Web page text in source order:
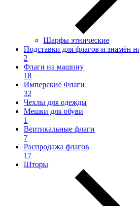
Шарфы этнические
Подставки для флагов и знамён
2
Флаги на машину
18
Имперские Флаги
32
Чехлы для одежды
Мешки для обуви
1
Вертикальные флаги
7
Распродажа флагов
17
Шторы